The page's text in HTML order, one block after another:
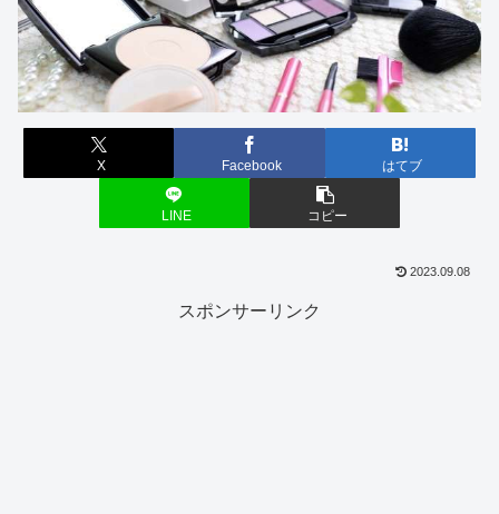
X Facebook はてブ
LINE コピー
2023.09.08
スポンサーリンク